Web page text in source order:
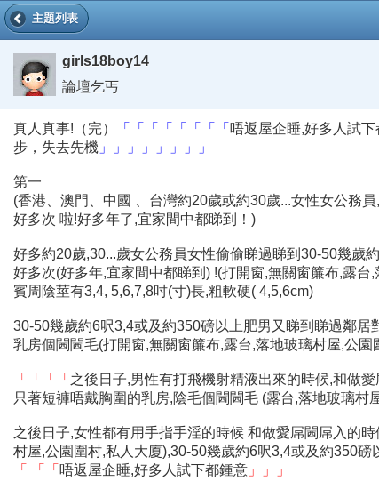
主題列表
girls18boy14
論壇乞丐
真人真事!（完） 「「「「「「「「 唔返屋企睡,好多人試
步，失去先機 」」」」」」」」
第一
(香港、澳門、中國 、台灣約20歲或約30歲...女性女公務
好多次 啦!好多年了,宜家間中都睇到！)
好多約20歲,30...歲女公務員女性偷偷睇過睇到30-50幾歲
好多次(好多年,宜家間中都睇到) !(打開窗,無關窗簾布,露台
賓周陰莖有3,4, 5,6,7,8吋(寸)長,粗軟硬( 4,5,6cm)
30-50幾歲約6呎3,4或及約350磅以上肥男又睇到睇過鄰
乳房個閪閪毛(打開窗,無關窗簾布,露台,落地玻璃村屋,公園
「「「「 之後日子,男性有打飛機射精液出來的時候,和做
只著短褲唔戴胸圍的乳房,陰毛個閪閪毛 (露台,落地玻璃村
之後日子,女性都有用手指手淫的時候 和做愛屌閪屌入的
村屋,公園圍村,私人大廈),30-50幾歲約6呎3,4或及約350磅
「 「「 唔返屋企睡,好多人試下都鍾意 」」」